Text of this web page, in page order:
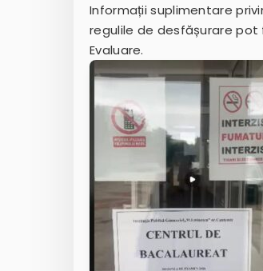
Informații suplimentare
regulile de desfășurare pot
Evaluare.